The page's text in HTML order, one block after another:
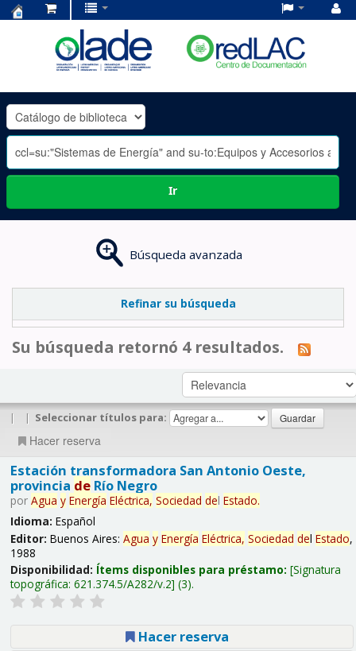
OLADE
-
Ir
Búsqueda avanzada
Refinar su búsqueda
Su búsqueda retornó 4 resultados.
| | Seleccionar títulos para:
Hacer reserva
Estación transformadora San Antonio Oeste,
provincia deRío Negro
por Agua y Energía Eléctrica, Sociedad del Estado.
Idioma: Español
Editor: Buenos Aires: Agua y Energía Eléctrica, Sociedad del Estado,
1988
Disponibilidad: Ítems disponibles para préstamo: Signatura
topográfica: 621.374.5/A282/v.2 (3).
Hacer reserva